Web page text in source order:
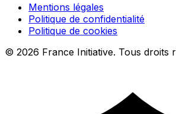
Mentions légales
Politique de confidentialité
Politique de cookies
© 2026 France Initiative. Tous droits